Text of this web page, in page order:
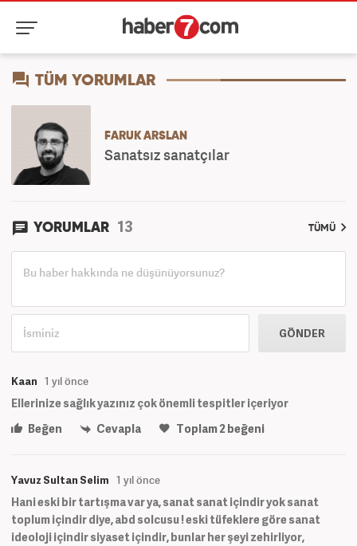
TÜM YORUMLAR
FARUK ARSLAN
Sanatsız sanatçılar
YORUMLAR 13 TÜMÜ
GÖNDER
Kaan 1 yıl önce
Ellerinize sağlık yazınız çok önemli tespitler içeriyor
Beğen
Cevapla Toplam2beğeni
Yavuz Sultan Selim 1 yıl önce
Hani eski bir tartışma var ya, sanat sanat içindir yok sanat
toplum içindir diye, abd solcusu ! eski tüfeklere göre sanat
ideoloji içindir siyaset içindir, bunlar her şeyi zehirliyor,